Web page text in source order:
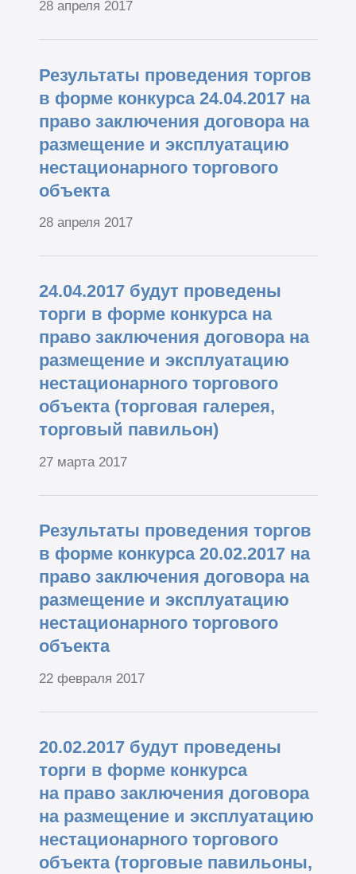
28 апреля 2017
Результаты проведения торгов
в форме конкурса 24.04.2017 на
право заключения договора на
размещение и эксплуатацию
нестационарного торгового
объекта
28 апреля 2017
24.04.2017 будут проведены
торги в форме конкурса на
право заключения договора на
размещение и эксплуатацию
нестационарного торгового
объекта (торговая галерея,
торговый павильон)
27 марта 2017
Результаты проведения торгов
в форме конкурса 20.02.2017 на
право заключения договора на
размещение и эксплуатацию
нестационарного торгового
объекта
22 февраля 2017
20.02.2017 будут проведены
торги в форме конкурса
на право заключения договора
на размещение и эксплуатацию
нестационарного торгового
объекта (торговые павильоны,